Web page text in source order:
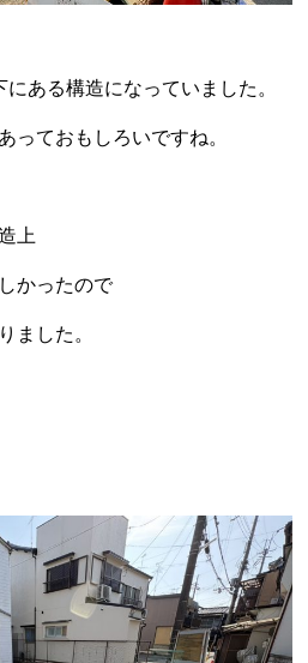
ある構造になっていました。
っておもしろいですね。
上
かったので
ました。